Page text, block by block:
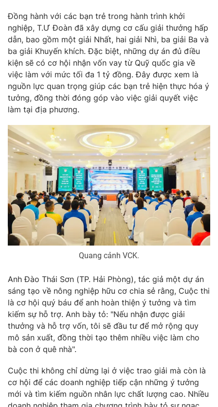
THỜI BÁO VTV
Theo dõi báo trên
Cơ quan chủ quản:
Đài Truyền hình Việt Nam
Cơ quan báo chí:Thời báo VTV
cấp ngày 29/12/2023
Tổng Biên tập:Vũ Thanh Thủy
Phó Tổng Biên tập:Nguyễn Thị Mỹ Hạnh, Phạm Quốc Thắng,
Nguyễn Trọng Ninh
Tổng đài VTV: 024.38 355 931 - 024.38 355 932
Ðiện thoại Thời báo VTV:024.66 897 897
Email:toasoan@vtv.vn
Liên hệ quảng cáo:
024-7300.7108
thuận bằng văn bản. Ghi rõ nguồn VTV.vn khi phát hành lại
thông tin từ website này.
Đồng hành với các bạn trẻ trong hành trình khởi
nghiệp, T.Ư Đoàn đã xây dựng cơ cấu giải thưởng hấp
dẫn, bao gồm một giải Nhất, hai giải Nhì, ba giải Ba và
ba giải Khuyến khích. Đặc biệt, những dự án đủ điều
kiện sẽ có cơ hội nhận vốn vay từ Quỹ quốc gia về
việc làm với mức tối đa 1 tỷ đồng. Đây được xem là
nguồn lực quan trọng giúp các bạn trẻ hiện thực hóa ý
tưởng, đồng thời đóng góp vào việc giải quyết việc
làm tại địa phương.
Quang cảnh VCK.
Anh Đào Thái Sơn (TP. Hải Phòng), tác giả một dự án
sáng tạo về nông nghiệp hữu cơ chia sẻ rằng, Cuộc thi
là cơ hội quý báu để anh hoàn thiện ý tưởng và tìm
kiếm sự hỗ trợ. Anh bày tỏ: "Nếu nhận được giải
thưởng và hỗ trợ vốn, tôi sẽ đầu tư để mở rộng quy
mô sản xuất, đồng thời tạo thêm nhiều việc làm cho
bà con ở quê nhà".
Cuộc thi không chỉ dừng lại ở việc trao giải mà còn là
cơ hội để các doanh nghiệp tiếp cận những ý tưởng
mới và tìm kiếm nguồn nhân lực chất lượng cao. Nhiều